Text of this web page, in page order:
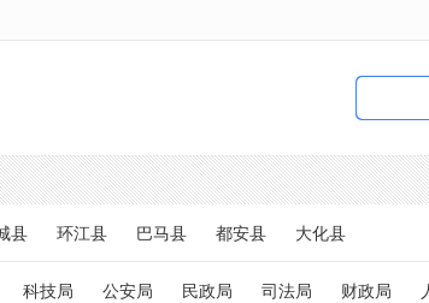
县 环江县 巴马县 都安县 大化县
科技局 公安局 民政局 司法局 财政局